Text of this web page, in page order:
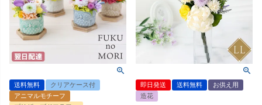
送料無料
クリアケース付
アニマルモチーフ
即日発送 送料無料
お供え用
造花